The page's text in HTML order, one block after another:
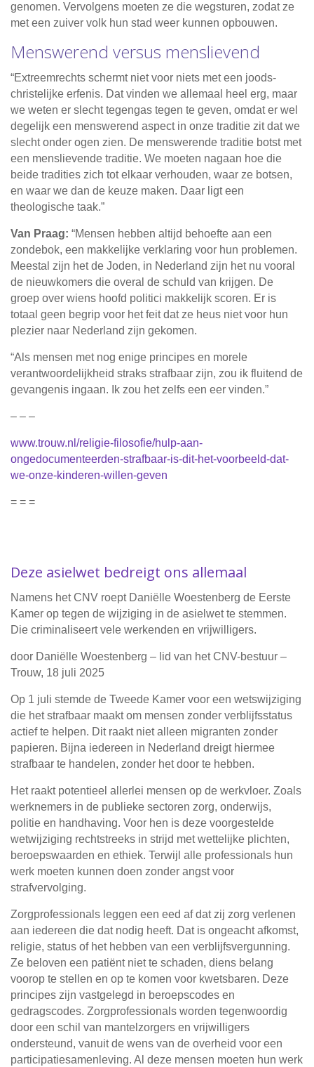
genomen. Vervolgens moeten ze die wegsturen, zodat ze
met een zuiver volk hun stad weer kunnen opbouwen.
Menswerend versus menslievend
“Extreemrechts schermt niet voor niets met een joods-
christelijke erfenis. Dat vinden we allemaal heel erg, maar
we weten er slecht tegengas tegen te geven, omdat er wel
degelijk een menswerend aspect in onze traditie zit dat we
slecht onder ogen zien. De menswerende traditie botst met
een menslievende traditie. We moeten nagaan hoe die
beide tradities zich tot elkaar verhouden, waar ze botsen,
en waar we dan de keuze maken. Daar ligt een
theologische taak.”
Van Praag: “Mensen hebben altijd behoefte aan een
zondebok, een makkelijke verklaring voor hun problemen.
Meestal zijn het de Joden, in Nederland zijn het nu vooral
de nieuwkomers die overal de schuld van krijgen. De
groep over wiens hoofd politici makkelijk scoren. Er is
totaal geen begrip voor het feit dat ze heus niet voor hun
plezier naar Nederland zijn gekomen.
“Als mensen met nog enige principes en morele
verantwoordelijkheid straks strafbaar zijn, zou ik fluitend de
gevangenis ingaan. Ik zou het zelfs een eer vinden.”
– – –
www.trouw.nl/religie-filosofie/hulp-aan-
ongedocumenteerden-strafbaar-is-dit-het-voorbeeld-dat-
we-onze-kinderen-willen-geven
= = =
Deze asielwet bedreigt ons allemaal
Namens het CNV roept Daniëlle Woestenberg de Eerste
Kamer op tegen de wijziging in de asielwet te stemmen.
Die criminaliseert vele werkenden en vrijwilligers.
door Daniëlle Woestenberg – lid van het CNV-bestuur –
Trouw, 18 juli 2025
Op 1 juli stemde de Tweede Kamer voor een wetswijziging
die het strafbaar maakt om mensen zonder verblijfsstatus
actief te helpen. Dit raakt niet alleen migranten zonder
papieren. Bijna iedereen in Nederland dreigt hiermee
strafbaar te handelen, zonder het door te hebben.
Het raakt potentieel allerlei mensen op de werkvloer. Zoals
werknemers in de publieke sectoren zorg, onderwijs,
politie en handhaving. Voor hen is deze voorgestelde
wetwijziging rechtstreeks in strijd met wettelijke plichten,
beroepswaarden en ethiek. Terwijl alle professionals hun
werk moeten kunnen doen zonder angst voor
strafvervolging.
Zorgprofessionals leggen een eed af dat zij zorg verlenen
aan iedereen die dat nodig heeft. Dat is ongeacht afkomst,
religie, status of het hebben van een verblijfsvergunning.
Ze beloven een patiënt niet te schaden, diens belang
voorop te stellen en op te komen voor kwetsbaren. Deze
principes zijn vastgelegd in beroepscodes en
gedragscodes. Zorgprofessionals worden tegenwoordig
door een schil van mantelzorgers en vrijwilligers
ondersteund, vanuit de wens van de overheid voor een
participatiesamenleving. Al deze mensen moeten hun werk